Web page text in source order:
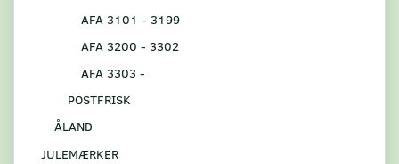
AFA 3101 - 3199
AFA 3200 - 3302
AFA 3303 -
POSTFRISK
ÅLAND
JULEMÆRKER